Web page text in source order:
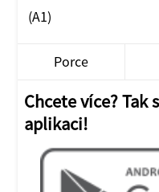
(A1)
Porce
Chcete více? Tak
aplikaci!